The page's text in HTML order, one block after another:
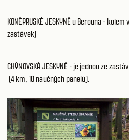
KONĚPRUSKÉ JESKYNĚ u Berouna - kolem
zastávek)
CHÝNOVSKÁ JESKYNĚ - je jednou ze
(4 km, 10 naučných panelů).